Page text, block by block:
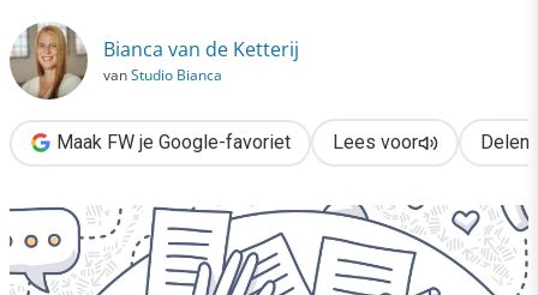
Bianca van de Ketterij
vanStudio Bianca
Maak FW je Google-favoriet Lees voor Delen